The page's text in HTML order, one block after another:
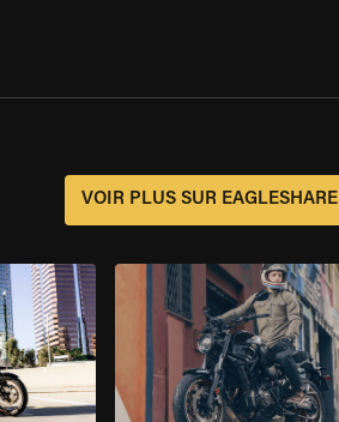
VOIR PLUS SUR EAGLESHARE